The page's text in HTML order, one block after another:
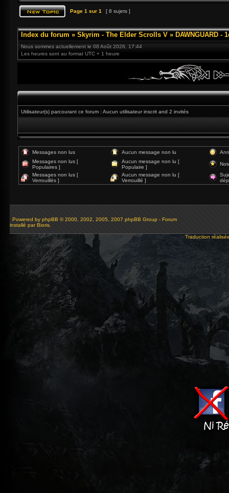
Page 1 sur 1 [ 8 sujets ]
Index du forum » Skyrim - The Elder Scrolls V » DAWNGUARD -
Nous sommes actuellement le 08 Août 2026, 17:44
Les heures sont au format UTC + 1 heure
Utilisateur(s) parcourant ce forum : Aucun utilisateur inscrit and 2 invités
Messages non lus Aucun message non lu
Messages non lus [
Populaires ]
Aucun message non lu [
Populaire ]
Messages non lus [
Verrouillés ]
Aucun message non lu [
Verrouillé ]
Powered by phpBB © 2000, 2002, 2005, 2007 phpBB Group - Forum
installé par Bioris.
Traduction